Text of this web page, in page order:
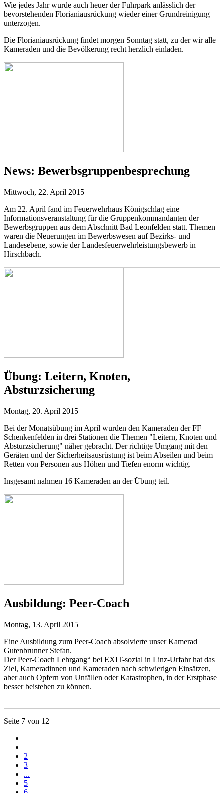
Wie jedes Jahr wurde auch heuer der Fuhrpark anlässlich der
bevorstehenden Florianiausrückung wieder einer Grundreinigung
unterzogen.
Die Florianiausrückung findet morgen Sonntag statt, zu der wir alle
Kameraden und die Bevölkerung recht herzlich einladen.
News: Bewerbsgruppenbesprechung
Mittwoch, 22. April 2015
Am 22. April fand im Feuerwehrhaus Königschlag eine
Informationsveranstaltung für die Gruppenkommandanten der
Bewerbsgruppen aus dem Abschnitt Bad Leonfelden statt. Themen
waren die Neuerungen im Bewerbswesen auf Bezirks- und
Landesebene, sowie der Landesfeuerwehrleistungsbewerb in
Hirschbach.
Übung: Leitern, Knoten,
Absturzsicherung
Montag, 20. April 2015
Bei der Monatsübung im April wurden den Kameraden der FF
Schenkenfelden in drei Stationen die Themen "Leitern, Knoten und
Absturzsicherung" näher gebracht. Der richtige Umgang mit den
Geräten und der Sicherheitsausrüstung ist beim Abseilen und beim
Retten von Personen aus Höhen und Tiefen enorm wichtig.
Insgesamt nahmen 16 Kameraden an der Übung teil.
Ausbildung: Peer-Coach
Montag, 13. April 2015
Eine Ausbildung zum Peer-Coach absolvierte unser Kamerad
Gutenbrunner Stefan.
Der Peer-Coach Lehrgang“ bei EXIT-sozial in Linz-Urfahr hat das
Ziel, Kameradinnen und Kameraden nach schwierigen Einsätzen,
aber auch Opfern von Unfällen oder Katastrophen, in der Erstphase
besser beistehen zu können.
Seite 7 von 12
2
3
...
5